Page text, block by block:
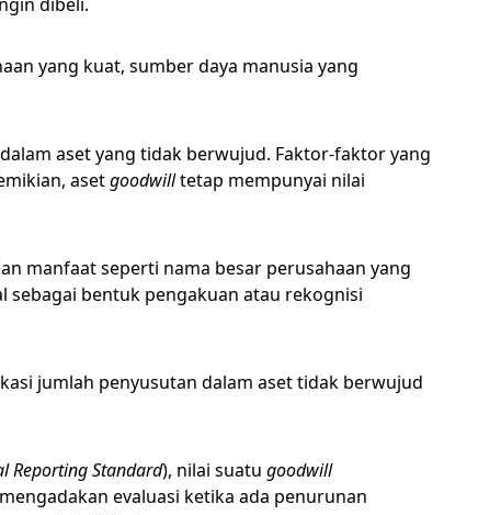
yang kuat, sumber daya manusia yang
aset yang tidak berwujud. Faktor-faktor yang
asetgoodwilltetap mempunyai nilai
manfaat seperti nama besar perusahaan yang
sebagai bentuk pengakuan atau rekognisi
jumlah penyusutan dalam aset tidak berwujud
Reporting Standard), nilai suatu goodwill
evaluasi ketika ada penurunan